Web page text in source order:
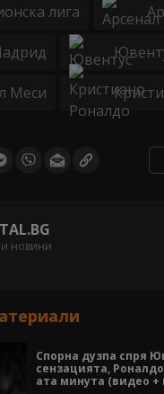
лига
Меси
новини
Спорна дузпа спря
сензацията,
ата минута (видео +